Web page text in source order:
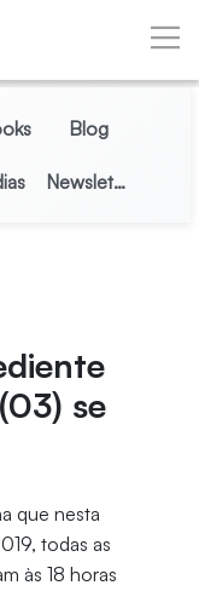
Blog
Newsletter
se
que nesta
todas as
às 18 horas